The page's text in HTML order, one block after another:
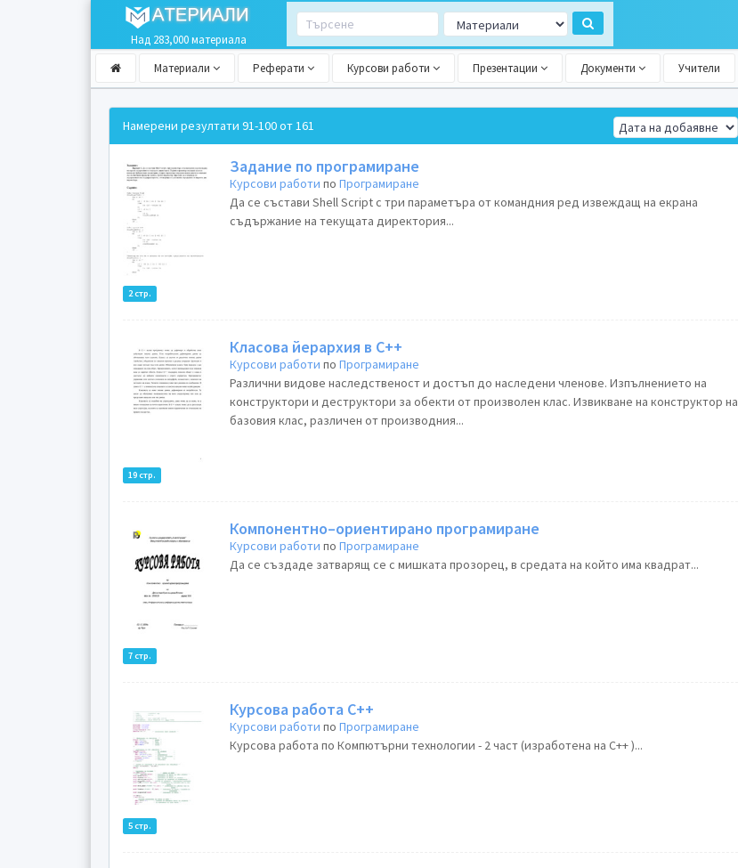
Над 283,000 материала
Материали Реферати Курсови работи Презентации Документи Учители
Намерени резултати 91-100 от 161
2 стр.
Задание по програмиране
Курсови работи поПрограмиране
Да се състави Shell Script с три параметъра от командния ред извеждащ на екрана
съдържание на текущата директория...
19 стр.
Класова йерархия в С++
Курсови работи поПрограмиране
Различни видове наследственост и достъп до наследени членове. Изпълнението на
конструктори и деструктори за обекти от произволен клас. Извикване на конструктор на
базовия клас, различен от производния...
7 стр.
Компонентно–ориентирано програмиране
Курсови работи поПрограмиране
Да се създаде затварящ се с мишката прозорец, в средата на който има квадрат...
5 стр.
Курсова работа С++
Курсови работи поПрограмиране
Курсова работа по Компютърни технологии - 2 част (изработена на C++ )...